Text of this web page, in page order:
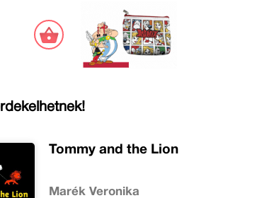
Tommy and the Lion
Marék Veronika